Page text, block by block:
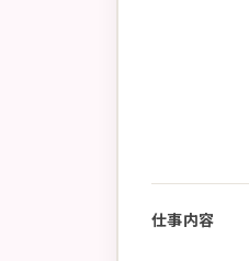
仕事内容